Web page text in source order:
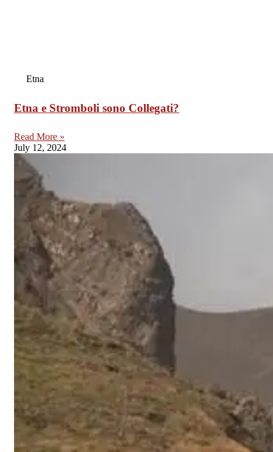
Etna
Etna e Stromboli sono Collegati?
Read More »
July 12, 2024